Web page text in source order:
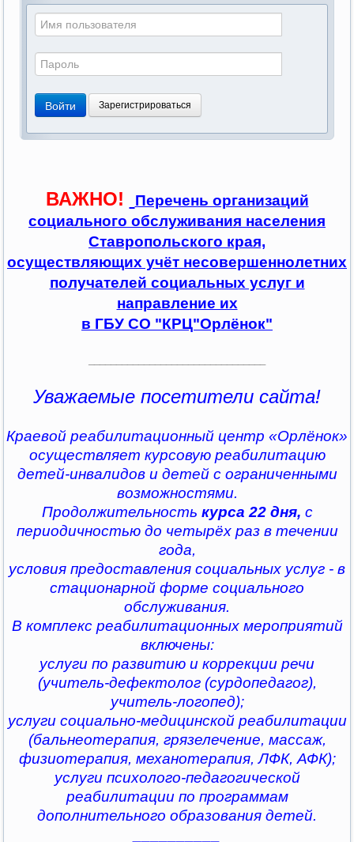
Войти Зарегистрироваться
ВАЖНО!
Перечень организаций
социального обслуживания населения
Ставропольского края,
осуществляющих учёт несовершеннолетних
получателей социальных услуг и
направление их
в ГБУ СО "КРЦ"Орлёнок"
Уважаемые посетители сайта!
Краевой реабилитационный центр «Орлёнок»
осуществляет курсовую реабилитацию
детей-инвалидов и детей с ограниченными
возможностями.
Продолжительность курса 22 дня, с
периодичностью до четырёх раз в течении
года,
условия предоставления социальных услуг - в
стационарной форме социального
обслуживания.
В комплекс реабилитационных мероприятий
включены:
услуги по развитию и коррекции речи
(учитель-дефектолог (сурдопедагог),
учитель-логопед);
услуги социально-медицинской реабилитации
(бальнеотерапия, грязелечение, массаж,
физиотерапия, механотерапия, ЛФК, АФК);
услуги психолого-педагогической
реабилитации по программам
дополнительного образования детей.